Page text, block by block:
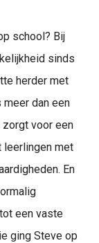
school? Bij
sinds
herder met
meer dan een
voor een
leerlingen met
En
een vaste
ging Steve op